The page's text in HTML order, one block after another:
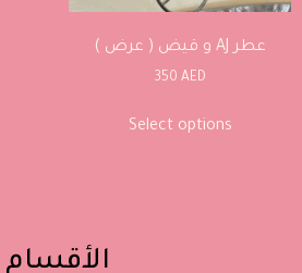
عطر AJ و قيض ( عرض )
350 AED
Select options
الأقسام